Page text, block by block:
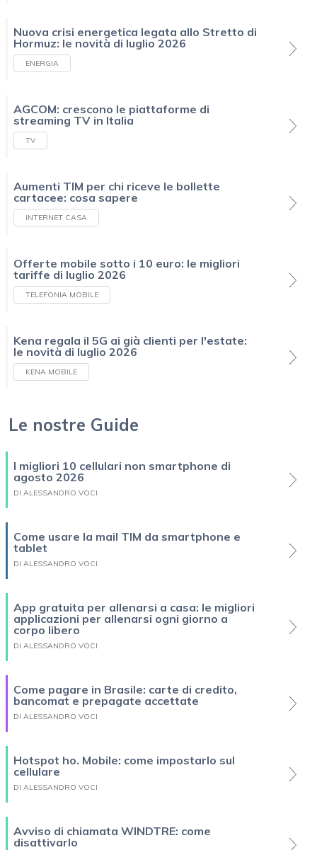
Nuova crisi energetica legata allo Stretto di
Hormuz: le novità di luglio 2026
ENERGIA
AGCOM: crescono le piattaforme di
streaming TV in Italia
TV
Aumenti TIM per chi riceve le bollette
cartacee: cosa sapere
INTERNET CASA
Offerte mobile sotto i 10 euro: le migliori
tariffe di luglio 2026
TELEFONIA MOBILE
Kena regala il 5G ai già clienti per l'estate:
le novità di luglio 2026
KENA MOBILE
Le nostre Guide
I migliori 10 cellulari non smartphone di
agosto 2026
DI ALESSANDRO VOCI
Come usare la mail TIM da smartphone e
tablet
DI ALESSANDRO VOCI
App gratuita per allenarsi a casa: le migliori
applicazioni per allenarsi ogni giorno a
corpo libero
DI ALESSANDRO VOCI
Come pagare in Brasile: carte di credito,
bancomat e prepagate accettate
DI ALESSANDRO VOCI
Hotspot ho. Mobile: come impostarlo sul
cellulare
DI ALESSANDRO VOCI
Avviso di chiamata WINDTRE: come
disattivarlo